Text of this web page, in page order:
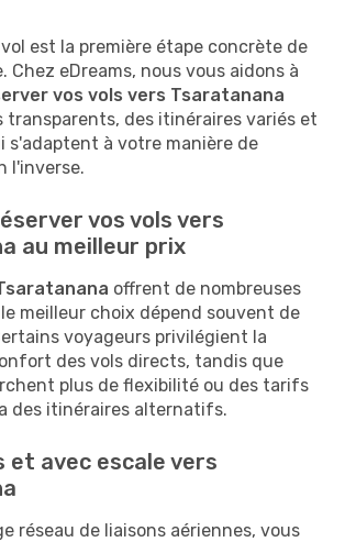
est la première étape concrète de
Chez eDreams, nous vous aidons à
vos vols vers Tsaratanana
transparents, des itinéraires variés et
s'adaptent à votre manière de
l'inverse.
vos vols vers
au meilleur prix
offrent de nombreuses
meilleur choix dépend souvent de
voyageurs privilégient la
des vols directs, tandis que
plus de flexibilité ou des tarifs
des itinéraires alternatifs.
et avec escale vers
réseau de liaisons aériennes, vous